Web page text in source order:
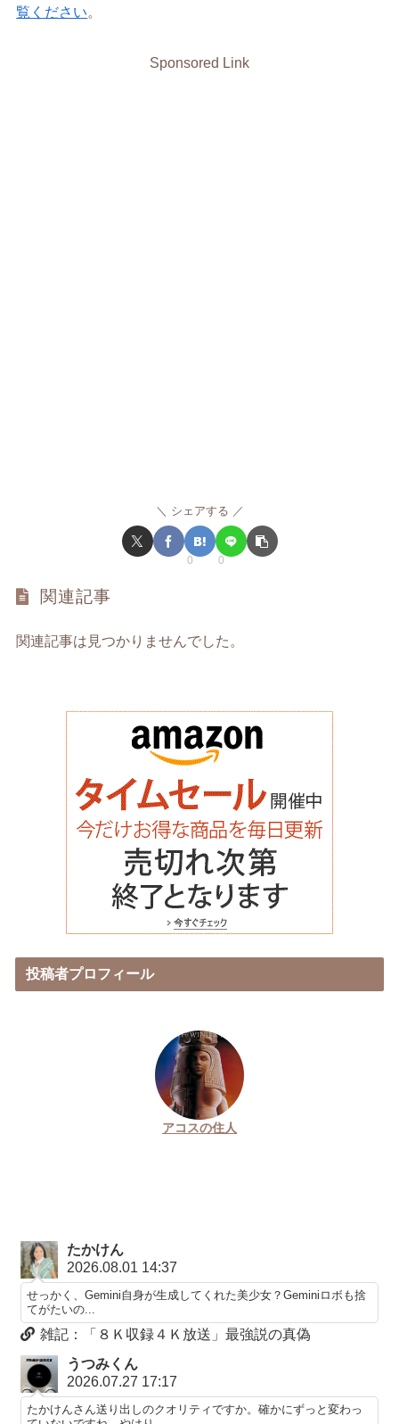
覧ください。
Sponsored Link
シェアする
0 0
関連記事
関連記事は見つかりませんでした。
投稿者プロフィール
アコスの住人
たかけん
2026.08.01 14:37
せっかく、Gemini自身が生成してくれた美少女？Geminiロボも捨
てがたいの...
雑記：「８Ｋ収録４Ｋ放送」最強説の真偽
うつみくん
2026.07.27 17:17
たかけんさん送り出しのクオリティですか。確かにずっと変わっ